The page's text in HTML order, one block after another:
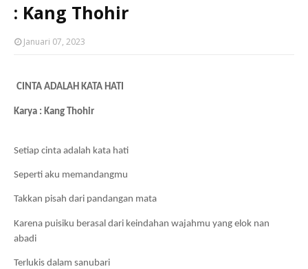
: Kang Thohir
Januari 07, 2023
CINTA ADALAH KATA HATI
Karya : Kang Thohir
Setiap cinta adalah kata hati
Seperti aku memandangmu
Takkan pisah dari pandangan mata
Karena puisiku berasal dari keindahan wajahmu yang elok nan
abadi
Terlukis dalam sanubari